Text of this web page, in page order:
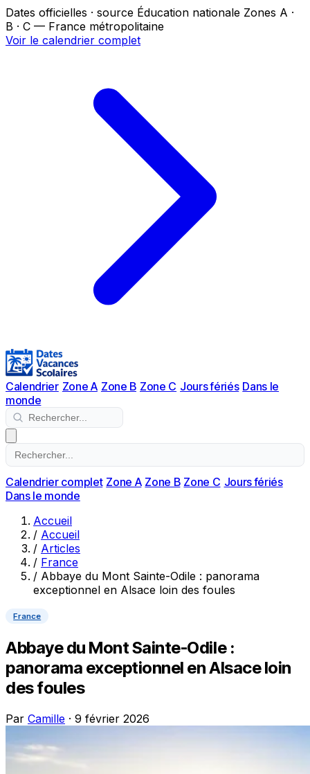
Dates officielles · source Éducation nationale Zones A ·
B · C — France métropolitaine
Voir le calendrier complet
Calendrier Zone A Zone B Zone C Jours fériés Dans le
monde
Calendrier complet Zone A Zone B Zone C Jours fériés
Dans le monde
Accueil
/ Accueil
/ Articles
/ France
/ Abbaye du Mont Sainte-Odile : panorama
exceptionnel en Alsace loin des foules
France
Abbaye du Mont Sainte-Odile :
panorama exceptionnel en Alsace loin
des foules
Par Camille · 9 février 2026